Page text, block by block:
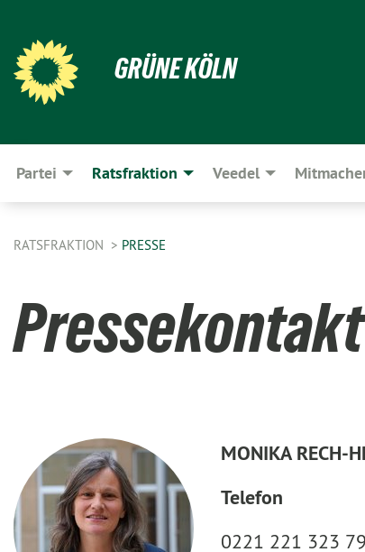
GRÜNE KÖLN
Partei Ratsfraktion Veedel
RATSFRAKTION PRESSE
MONIKA RECH-
Telefon
0221 221 323 79